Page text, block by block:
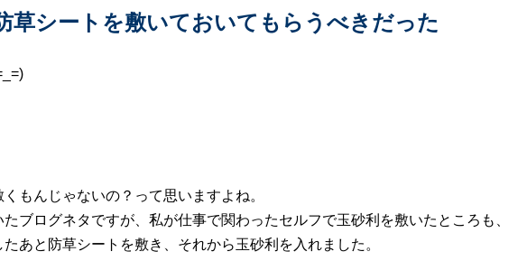
草シートを敷いておいてもらうべきだった
もんじゃないの？って思いますよね。
ブログネタですが、私が仕事で関わったセルフで玉砂利を敷いたところも、
あと防草シートを敷き、それから玉砂利を入れました。